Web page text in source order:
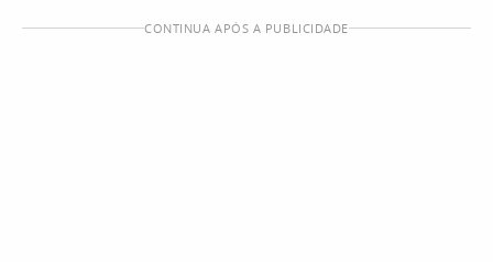
CONTINUA APÓS A PUBLICIDADE